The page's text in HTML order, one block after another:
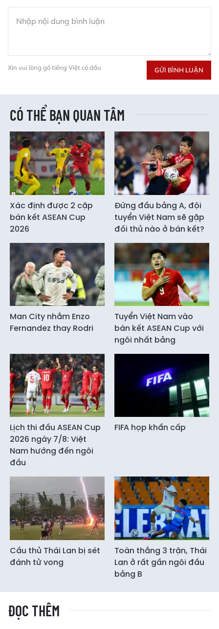
Xin vui lòng gõ tiếng Việt có dấu GỬI BÌNH LUẬN
CÓ THỂ BẠN QUAN TÂM
Xác định được 2 cặp
bán kết ASEAN Cup
2026
Đứng đầu bảng A, đội
tuyển Việt Nam sẽ gặp
đối thủ nào ở bán kết?
Man City nhắm Enzo
Fernandez thay Rodri
Tuyển Việt Nam vào
bán kết ASEAN Cup với
ngôi nhất bảng
Lịch thi đấu ASEAN Cup
2026 ngày 7/8: Việt
Nam hướng đến ngôi
đầu
FIFA họp khẩn cấp
Cầu thủ Thái Lan bị sét
đánh tử vong
Toàn thắng 3 trận, Thái
Lan ở rất gần ngôi đầu
bảng B
ĐỌC THÊM